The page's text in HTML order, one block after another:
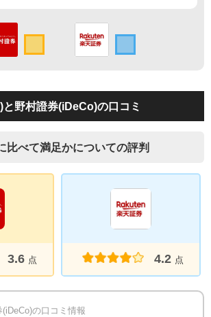
野村證券(iDeCo)の口コミ
比べて満足かについての評判
3.6 点 4.2 点
の口コミ情報